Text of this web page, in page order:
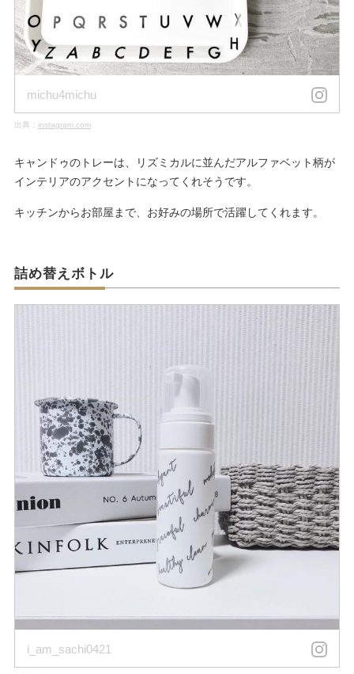
michu4michu
出典： instagram.com
キャンドゥのトレーは、リズミカルに並んだアルファベット柄が
インテリアのアクセントになってくれそうです。
キッチンからお部屋まで、お好みの場所で活躍してくれます。
詰め替えボトル
i_am_sachi0421